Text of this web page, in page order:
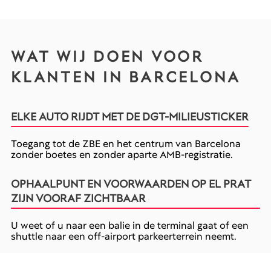
WAT WIJ DOEN VOOR
KLANTEN IN BARCELONA
ELKE AUTO RIJDT MET DE DGT-MILIEUSTICKER
Toegang tot de ZBE en het centrum van Barcelona
zonder boetes en zonder aparte AMB-registratie.
OPHAALPUNT EN VOORWAARDEN OP EL PRAT
ZIJN VOORAF ZICHTBAAR
U weet of u naar een balie in de terminal gaat of een
shuttle naar een off-airport parkeerterrein neemt.